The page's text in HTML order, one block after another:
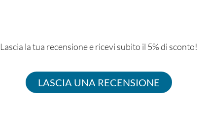
Lascia la tua recensione e ricevi subito il 5% di sconto!
LASCIA UNA RECENSIONE